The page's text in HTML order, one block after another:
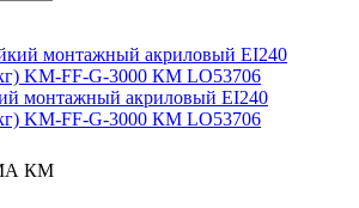
монтажный акриловый EI240
KM-FF-G-3000 КМ LO53706
КМ